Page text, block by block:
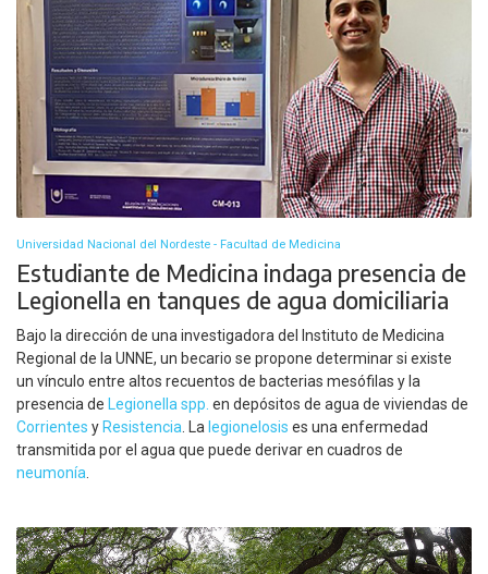
Universidad Nacional del Nordeste - Facultad de Medicina
Estudiante de Medicina indaga presencia de
Legionella en tanques de agua domiciliaria
Bajo la dirección de una investigadora del Instituto de Medicina
Regional de la UNNE, un becario se propone determinar si existe
un vínculo entre altos recuentos de bacterias mesófilas y la
presencia de Legionella spp. en depósitos de agua de viviendas de
Corrientes y Resistencia. La legionelosis es una enfermedad
transmitida por el agua que puede derivar en cuadros de
neumonía.